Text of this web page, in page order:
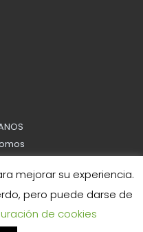
mejorar su experiencia.
pero puede darse de
de cookies